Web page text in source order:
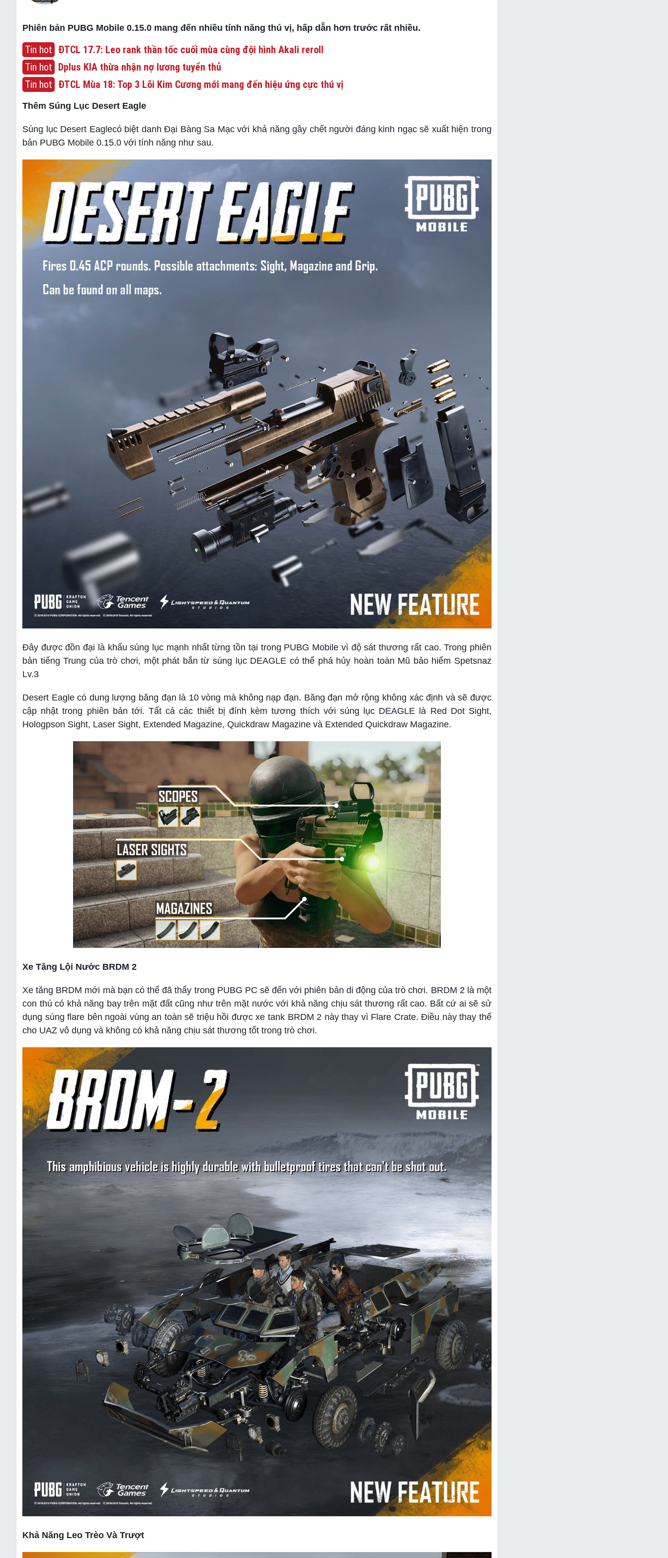
Phiên bản PUBG Mobile 0.15.0 mang đến nhiều tính năng thú vị, hấp dẫn hơn trước rất nhiều.
Tin hot ĐTCL 17.7: Leo rank thần tốc cuối mùa cùng đội hình Akali reroll
Tin hot Dplus KIA thừa nhận nợ lương tuyển thủ
Tin hot ĐTCL Mùa 18: Top 3 Lõi Kim Cương mới mang đến hiệu ứng cực thú vị
Thêm Súng Lục Desert Eagle
Súng lục Desert Eaglecó biệt danh Đại Bàng Sa Mạc với khả năng gây chết người đáng kinh ngạc sẽ xuất hiện trong
bản PUBG Mobile 0.15.0 với tính năng như sau.
Đây được đồn đại là khẩu súng lục mạnh nhất từng tồn tại trong PUBG Mobile vì độ sát thương rất cao. Trong phiên
bản tiếng Trung của trò chơi, một phát bắn từ súng lục DEAGLE có thể phá hủy hoàn toàn Mũ bảo hiểm Spetsnaz
Lv.3
Desert Eagle có dung lượng băng đạn là 10 vòng mà không nạp đạn. Băng đạn mở rộng không xác định và sẽ được
cập nhật trong phiên bản tới. Tất cả các thiết bị đính kèm tương thích với súng lục DEAGLE là Red Dot Sight,
Hologpson Sight, Laser Sight, Extended Magazine, Quickdraw Magazine và Extended Quickdraw Magazine.
Xe Tăng Lội Nước BRDM 2
Xe tăng BRDM mới mà bạn có thể đã thấy trong PUBG PC sẽ đến với phiên bản di động của trò chơi. BRDM 2 là một
con thú có khả năng bay trên mặt đất cũng như trên mặt nước với khả năng chịu sát thương rất cao. Bất cứ ai sẽ sử
dụng súng flare bên ngoài vùng an toàn sẽ triệu hồi được xe tank BRDM 2 này thay vì Flare Crate. Điều này thay thế
cho UAZ vô dụng và không có khả năng chịu sát thương tốt trong trò chơi.
Khả Năng Leo Trèo Và Trượt